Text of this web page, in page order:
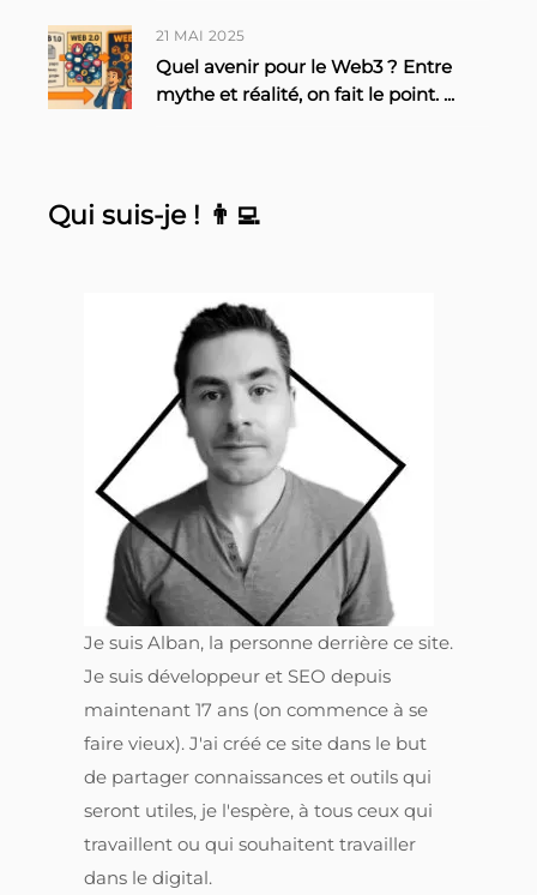
21 MAI 2025
Quel avenir pour le Web3 ? Entre
mythe et réalité, on fait le point. ...
Qui suis-je ! 👨‍💻
Je suis Alban, la personne derrière ce site.
Je suis développeur et SEO depuis
maintenant 17 ans (on commence à se
faire vieux). J'ai créé ce site dans le but
de partager connaissances et outils qui
seront utiles, je l'espère, à tous ceux qui
travaillent ou qui souhaitent travailler
dans le digital.